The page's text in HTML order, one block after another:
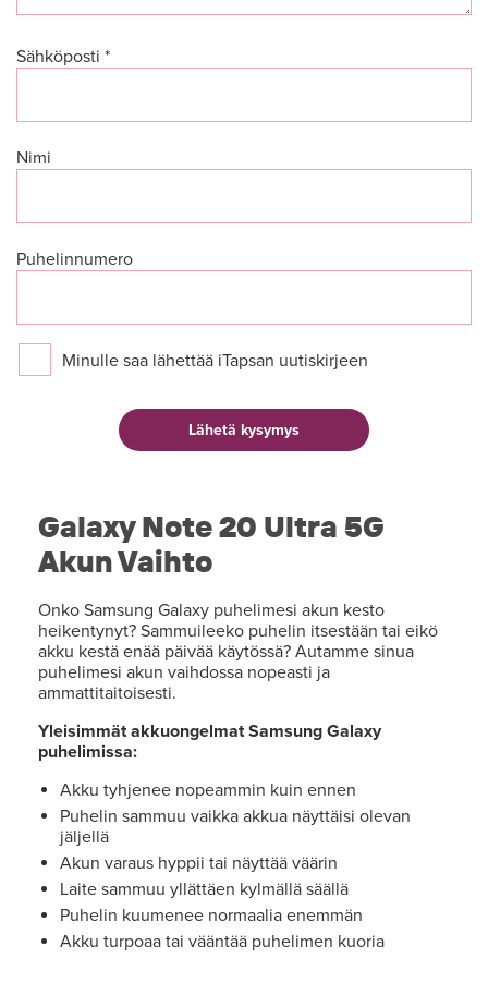
Sähköposti *
Nimi
Puhelinnumero
Minulle saa lähettää iTapsan uutiskirjeen
Galaxy Note 20 Ultra 5G
Akun Vaihto
Onko Samsung Galaxy puhelimesi akun kesto
heikentynyt? Sammuileeko puhelin itsestään tai eikö
akku kestä enää päivää käytössä? Autamme sinua
puhelimesi akun vaihdossa nopeasti ja
ammattitaitoisesti.
Yleisimmät akkuongelmat Samsung Galaxy
puhelimissa:
Akku tyhjenee nopeammin kuin ennen
Puhelin sammuu vaikka akkua näyttäisi olevan
jäljellä
Akun varaus hyppii tai näyttää väärin
Laite sammuu yllättäen kylmällä säällä
Puhelin kuumenee normaalia enemmän
Akku turpoaa tai vääntää puhelimen kuoria